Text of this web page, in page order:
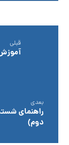
قبلی
بعدی
راهنمای
دوم)